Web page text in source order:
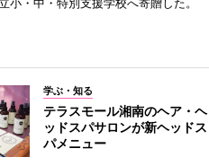
学ぶ・知る
テラスモール湘南のヘア・ヘ
ッドスパサロンが新ヘッドス
パメニュー